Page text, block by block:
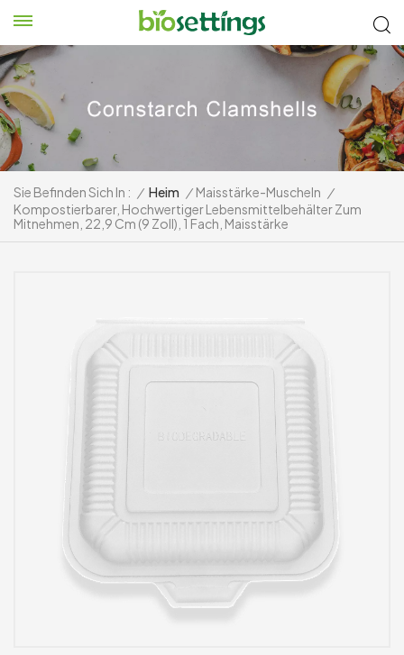
Sie Befinden Sich In : / Heim / Maisstärke-Muscheln /
Kompostierbarer, Hochwertiger Lebensmittelbehälter Zum
Mitnehmen, 22,9 Cm (9 Zoll), 1 Fach, Maisstärke